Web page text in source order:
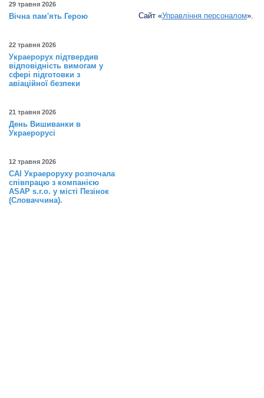
29 травня 2026
Вічна пам'ять Герою
22 травня 2026
Украерорух підтвердив
відповідність вимогам у
сфері підготовки з
авіаційної безпеки
21 травня 2026
День Вишиванки в
Украерорусі
12 травня 2026
САІ Украероруху розпочала
співпрацю з компанією
ASAP s.r.o. у місті Пезінок
(Словаччина).
Сайт «Управління персоналом».